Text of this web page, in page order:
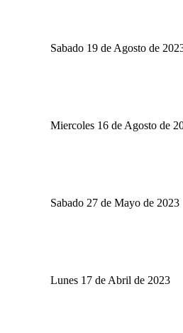
Sabado 19 de Agosto de
Miercoles 16 de Agosto de
Sabado 27 de Mayo de 2023
Lunes 17 de Abril de 2023